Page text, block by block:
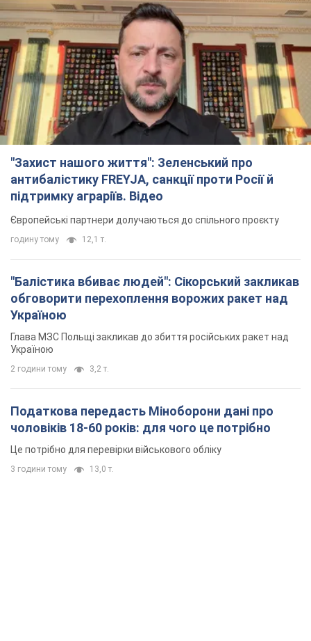
"Захист нашого життя": Зеленський про
антибалістику FREYJA, санкції проти Росії й
підтримку аграріїв. Відео
Європейські партнери долучаються до спільного проєкту
годину тому 12,1 т.
"Балістика вбиває людей": Сікорський закликав
обговорити перехоплення ворожих ракет над
Україною
Глава МЗС Польщі закликав до збиття російських ракет над
Україною
2 години тому 3,2 т.
Податкова передасть Міноборони дані про
чоловіків 18-60 років: для чого це потрібно
Це потрібно для перевірки військового обліку
3 години тому 13,0 т.